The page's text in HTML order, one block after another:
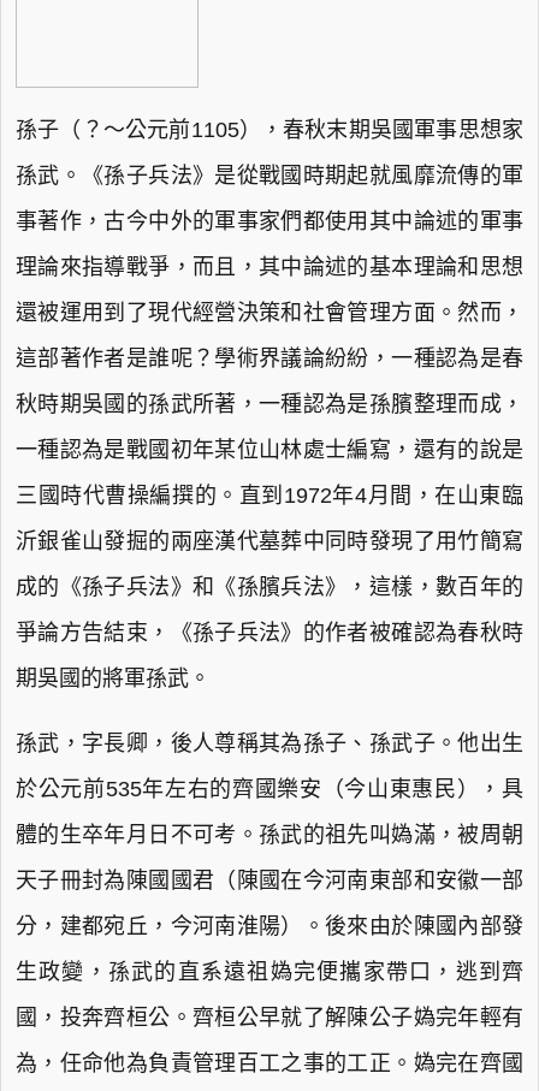
孫子（？～公元前1105），春秋末期吳國軍事思想家
孫武。《孫子兵法》是從戰國時期起就風靡流傳的軍
事著作，古今中外的軍事家們都使用其中論述的軍事
理論來指導戰爭，而且，其中論述的基本理論和思想
還被運用到了現代經營決策和社會管理方面。然而，
這部著作者是誰呢？學術界議論紛紛，一種認為是春
秋時期吳國的孫武所著，一種認為是孫臏整理而成，
一種認為是戰國初年某位山林處士編寫，還有的說是
三國時代曹操編撰的。直到1972年4月間，在山東臨
沂銀雀山發掘的兩座漢代墓葬中同時發現了用竹簡寫
成的《孫子兵法》和《孫臏兵法》，這樣，數百年的
爭論方告結束，《孫子兵法》的作者被確認為春秋時
期吳國的將軍孫武。
孫武，字長卿，後人尊稱其為孫子、孫武子。他出生
於公元前535年左右的齊國樂安（今山東惠民），具
體的生卒年月日不可考。孫武的祖先叫媯滿，被周朝
天子冊封為陳國國君（陳國在今河南東部和安徽一部
分，建都宛丘，今河南淮陽）。後來由於陳國內部發
生政變，孫武的直系遠祖媯完便攜家帶口，逃到齊
國，投奔齊桓公。齊桓公早就了解陳公子媯完年輕有
為，任命他為負責管理百工之事的工正。媯完在齊國